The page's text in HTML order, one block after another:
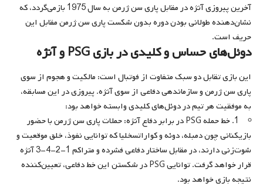
آخرین پیروزی آنژه در مقابل پاری سن ژرمن به سال 1975 بازمی‌گردد، که
نشان‌دهنده طولانی بودن دوره بدون شکست پاری سن ژرمن مقابل این
حریف است.
دوئل‌های حساس و کلیدی در بازی PSG و آنژه
این بازی تقابل دو سبک متفاوت از فوتبال است: مالکیت و هجوم از سوی
پاری سن ژرمن و سازماندهی دفاعی از سوی آنژه. پیروزی در این مسابقه،
به موفقیت هر تیم در دوئل‌های کلیدی وابسته خواهد بود:
1. خط حمله PSG در برابر دفاع آنژه: حملات پاری سن ژرمن با حضور
بازیکنانی چون دمبله، دوئه و کواراتسخلیا که توانایی نفوذ، خلق موقعیت و
شوت‌زنی دارند، در مقابل ساختار دفاعی فشرده و متراکم 1-2-4-3 آنژه
قرار خواهد گرفت. توانایی PSG در شکستن این خط دفاعی، تعیین‌کننده
نتیجه بازی خواهد بود.